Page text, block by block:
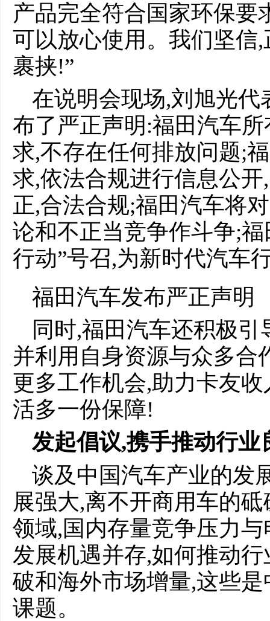
产品完全符合国家环保要
可以放心使用。我们坚信
裹挟!”
在说明会现场,刘旭光
布了严正声明:福田汽车
求,不存在任何排放问题;
求,依法合规进行信息公
正,合法合规;福田汽车将
论和不正当竞争作斗争;
行动”号召,为新时代汽车
福田汽车发布严正声明
同时,福田汽车还积极
并利用自身资源与众多合
更多工作机会,助力卡友
活多一份保障!
发起倡议,携手推动行业
谈及中国汽车产业的发
展强大,离不开商用车的
领域,国内存量竞争压力
发展机遇并存,如何推动
破和海外市场增量,这些
课题。